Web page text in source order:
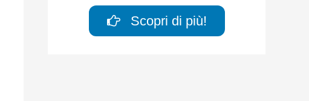
Scopri di più!